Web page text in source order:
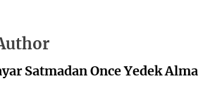
Satmadan Once Yedek Alma